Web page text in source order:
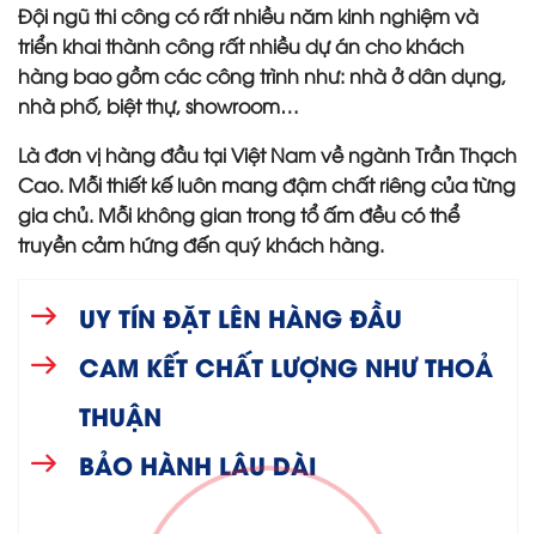
Đội ngũ thi công có rất nhiều năm kinh nghiệm và
triển khai thành công rất nhiều dự án cho khách
hàng bao gồm các công trình như: nhà ở dân dụng,
nhà phố, biệt thự, showroom…
Là đơn vị hàng đầu tại Việt Nam về ngành Trần Thạch
Cao. Mỗi thiết kế luôn mang đậm chất riêng của từng
gia chủ. Mỗi không gian trong tổ ấm đều có thể
truyền cảm hứng đến quý khách hàng.
UY TÍN ĐẶT LÊN HÀNG ĐẦU
CAM KẾT CHẤT LƯỢNG NHƯ THOẢ
THUẬN
BẢO HÀNH LÂU DÀI